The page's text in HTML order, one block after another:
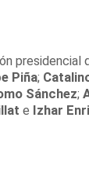
presidencial
Piña;
Sánchez;
e Izhar